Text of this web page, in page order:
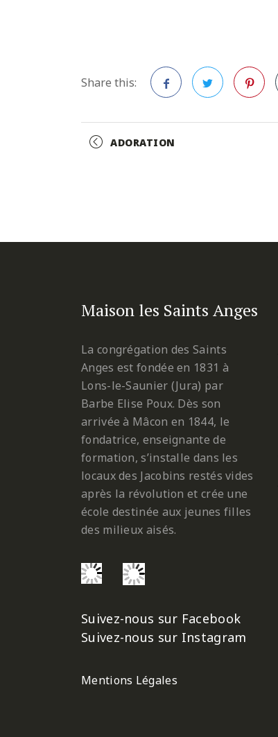
Share this:
Event
ADORATION
Maison les Saints Anges
La congrégation des Saints
Anges est fondée en 1831 à
Lons-le-Saunier (Jura) par
Barbe Elise Poux. Dès son
arrivée à Mâcon en 1844, le
fondatrice, enseignante de
formation, s’installe dans les
locaux des Jacobins restés vides
après la révolution et crée une
école destinée aux jeunes filles
des milieux aisés.
Suivez-nous sur Facebook
Suivez-nous sur Instagram
Mentions Légales